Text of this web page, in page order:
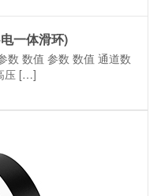
一体滑环)
数 数值 参数 数值 通道数
压 […]